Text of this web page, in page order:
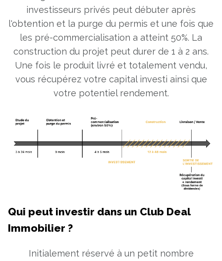
investisseurs privés peut débuter après
l'obtention et la purge du permis et une fois que
les pré-commercialisation a atteint 50%. La
construction du projet peut durer de 1 à 2 ans.
Une fois le produit livré et totalement vendu,
vous récupérez votre capital investi ainsi que
votre potentiel rendement.
Qui peut investir dans un Club Deal
Immobilier ?
Initialement réservé à un petit nombre